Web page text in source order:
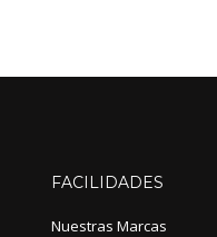
FACILIDADES
Nuestras Marcas